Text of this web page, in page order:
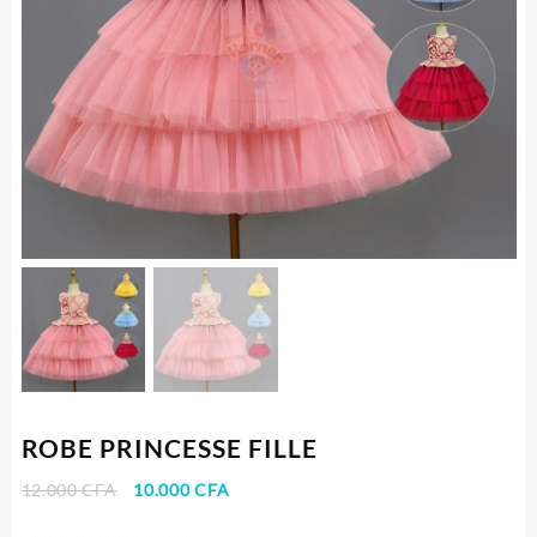
ROBE PRINCESSE FILLE
12.000CFA
Le
10.000CFALe